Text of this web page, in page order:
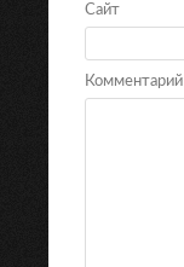
Сайт
Комментарий